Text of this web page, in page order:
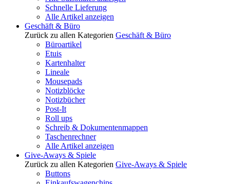
Schnelle Lieferung
Alle Artikel anzeigen
Geschäft & Büro
Zurück zu allen Kategorien Geschäft & Büro
Büroartikel
Etuis
Kartenhalter
Lineale
Mousepads
Notizblöcke
Notizbücher
Post-It
Roll ups
Schreib & Dokumentenmappen
Taschenrechner
Alle Artikel anzeigen
Give-Aways & Spiele
Zurück zu allen Kategorien Give-Aways & Spiele
Buttons